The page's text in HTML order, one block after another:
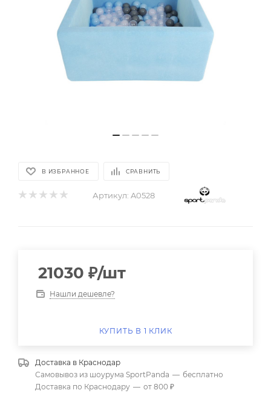
В ИЗБРАННОЕ СРАВНИТЬ
Артикул: A0528
21030 ₽/шт
Нашли дешевле?
КУПИТЬ В 1 КЛИК
Доставка в Краснодар
Самовывоз из шоурума SportPanda — бесплатно
Доставка по Краснодару — от 800 ₽